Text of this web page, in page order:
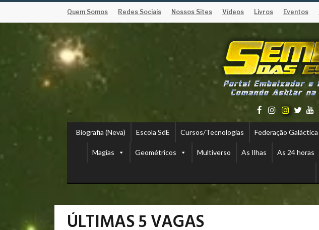
Quem Somos Redes Sociais Nossos Sites Vídeos Livros Eventos
Biografia (Neva) Escola SdE Cursos/Tecnologias Federação Galáctica
Magias Geométricos Multiverso As Ilhas As 24 horas
ÚLTIMAS 5 VAGAS